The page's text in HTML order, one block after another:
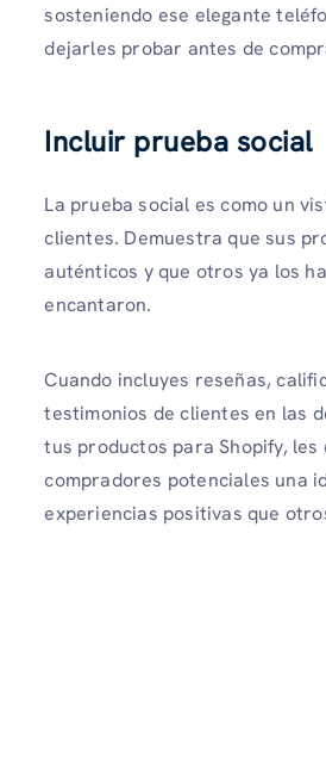
sosteniendo ese elegante
dejarles probar antes de
Incluir prueba social
La prueba social es como un
clientes. Demuestra que sus
auténticos y que otros ya los
encantaron.
Cuando incluyes reseñas,
testimonios de clientes en las
tus productos para Shopify, les
compradores potenciales una
experiencias positivas que